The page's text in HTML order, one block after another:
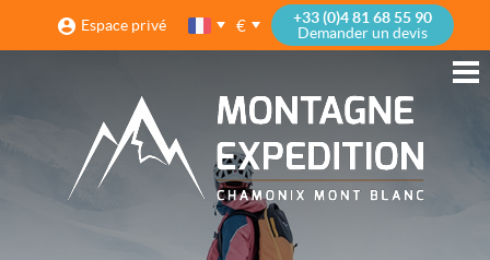
Espace privé €
+33 (0)4 81 68 55 90
Demander un devis